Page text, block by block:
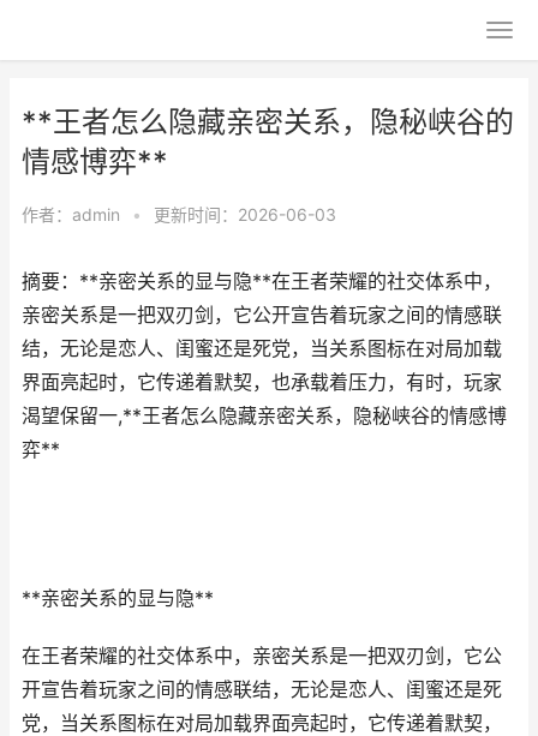
**王者怎么隐藏亲密关系，隐秘峡谷的
情感博弈**
作者： admin • 更新时间：2026-06-03
摘要：**亲密关系的显与隐**在王者荣耀的社交体系中，
亲密关系是一把双刃剑，它公开宣告着玩家之间的情感联
结，无论是恋人、闺蜜还是死党，当关系图标在对局加载
界面亮起时，它传递着默契，也承载着压力，有时，玩家
渴望保留一,**王者怎么隐藏亲密关系，隐秘峡谷的情感博
弈**
**亲密关系的显与隐**
在王者荣耀的社交体系中，亲密关系是一把双刃剑，它公
开宣告着玩家之间的情感联结，无论是恋人、闺蜜还是死
党，当关系图标在对局加载界面亮起时，它传递着默契，